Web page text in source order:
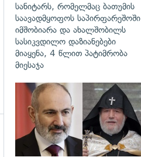
სანიტარს, რომელმაც ბათუმის
საავადმყოფოს საპირფარეშოში
იმშობიარა და ახალშობილს
სასიკვდილო დაზიანებები
მიაყენა, 4 წლით პატიმრობა
მიესაჯა